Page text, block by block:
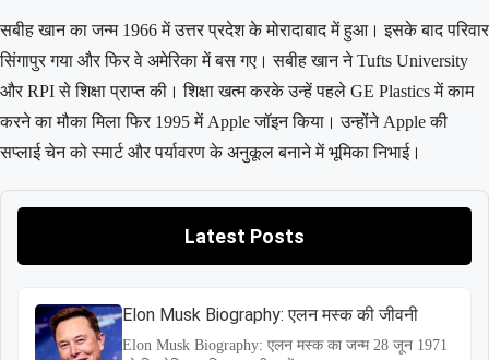
सबीह खान का जन्म 1966 में उत्तर प्रदेश के मोरादाबाद में हुआ। इसके बाद परिवार
सिंगापुर गया और फिर वे अमेरिका में बस गए। सबीह खान ने Tufts University
और RPI से शिक्षा प्राप्त की। शिक्षा खत्म करके उन्हें पहले GE Plastics में काम
करने का मौका मिला फिर 1995 में Apple जॉइन किया। उन्होंने Apple की
सप्लाई चेन को स्मार्ट और पर्यावरण के अनुकूल बनाने में भूमिका निभाई।
Latest Posts
Elon Musk Biography: एलन मस्क की जीवनी
Elon Musk Biography: एलन मस्क का जन्म 28 जून 1971